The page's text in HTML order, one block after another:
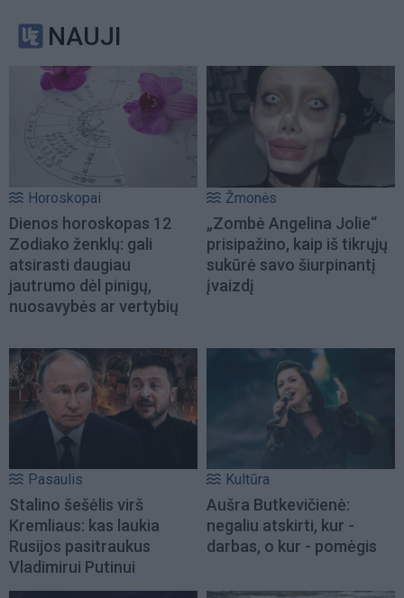
NAUJI
Horoskopai
Dienos horoskopas 12
Zodiako ženklų: gali
atsirasti daugiau
jautrumo dėl pinigų,
nuosavybės ar vertybių
Žmonės
„Zombė Angelina Jolie“
prisipažino, kaip iš tikrųjų
sukūrė savo šiurpinantį
įvaizdį
Pasaulis
Stalino šešėlis virš
Kremliaus: kas laukia
Rusijos pasitraukus
Vladimirui Putinui
Kultūra
Aušra Butkevičienė:
negaliu atskirti, kur -
darbas, o kur - pomėgis